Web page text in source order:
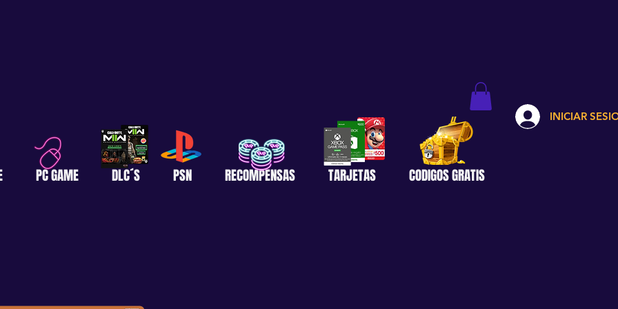
PC GAME DLC´S PSN RECOMPENSAS TARJETAS CODIGOS GRATIS
INICIAR